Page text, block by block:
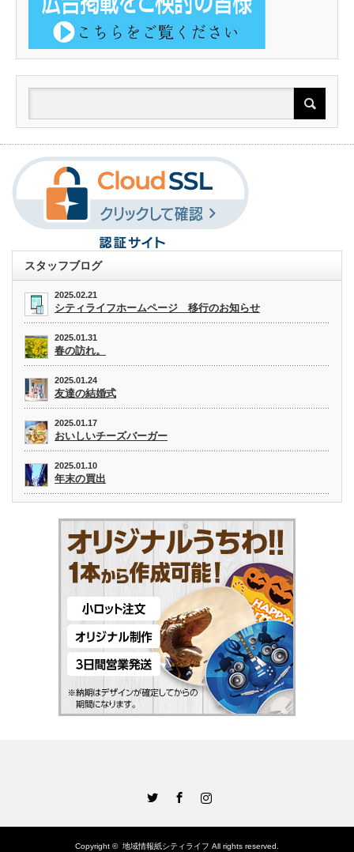
スタッフブログ
2025.02.21
シティライフホームページ 移行のお知らせ
2025.01.31
春の訪れ。
2025.01.24
友達の結婚式
2025.01.17
おいしいチーズバーガー
2025.01.10
年末の買出
Copyright © 地域情報紙シティライフ All rights reserved.